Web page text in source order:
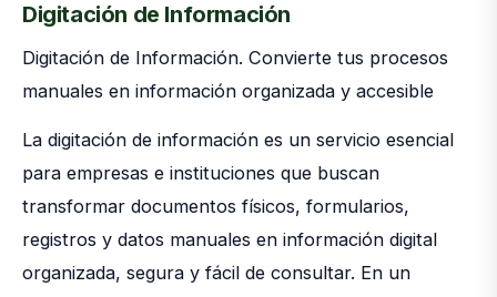
Digitación de Información
Digitación de Información. Convierte tus procesos
manuales en información organizada y accesible
La digitación de información es un servicio esencial
para empresas e instituciones que buscan
transformar documentos físicos, formularios,
registros y datos manuales en información digital
organizada, segura y fácil de consultar. En un